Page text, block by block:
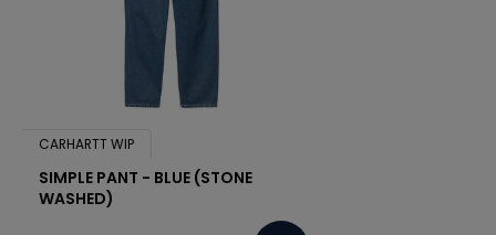
CARHARTT WIP
SIMPLE PANT - BLUE (STONE
WASHED)